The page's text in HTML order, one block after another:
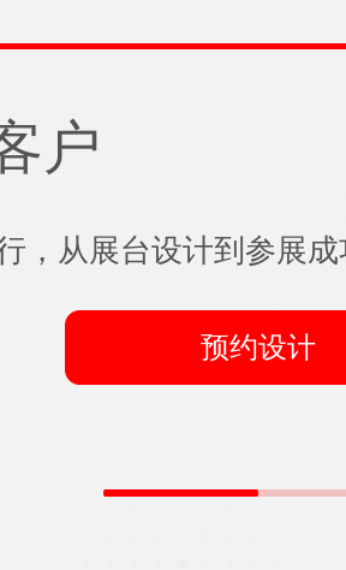
户
，从展台设计到 参展
预约设计